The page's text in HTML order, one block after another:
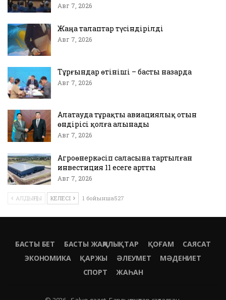
Авг 7, 2026
Жаңа талаптар түсіндірілді
Авг 7, 2026
Тұрғындар өтініші – басты назарда
Авг 7, 2026
Алатауда тұрақты авиациялық отын
өндірісі қолға алынады
Авг 7, 2026
Агроөнеркәсіп саласына тартылған
инвестиция 11 есеге артты
Авг 7, 2026
АЛДЫҢҒЫ КЕЛЕСІ 1 бойынша527
БАСТЫ БЕТ БАСТЫ ЖАҢАЛЫҚТАР ҚОҒАМ
САЯСАТ
ЭКОНОМИКА
ҚАРЖЫ ӘЛЕУМЕТ
МӘДЕНИЕТ
СПОРТ
ЖАҺАН